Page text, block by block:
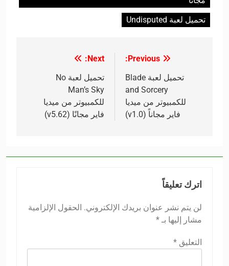
تحميل لعبة Undisputed
المقالات
Previous:
تحميل لعبة Blade
and Sorcery
للكمبيوتر من ميديا
فاير مجاناً (v1.0)
Next:
تحميل لعبة No
Man’s Sky
للكمبيوتر من ميديا
فاير مجانًا (v5.62)
اترك تعليقاً
لن يتم نشر عنوان بريدك الإلكتروني. الحقول الإلزامية
مشار إليها بـ *
التعليق *